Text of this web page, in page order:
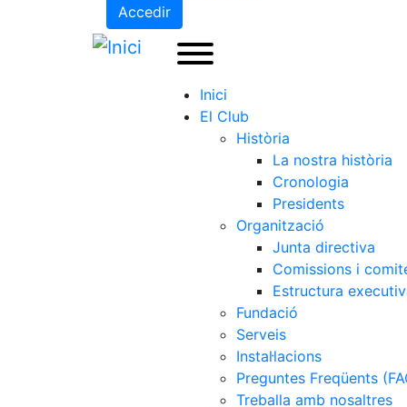
Accedir
Inici
El Club
Història
La nostra història
Cronologia
Presidents
Organització
Junta directiva
Comissions i
Estructura
Fundació
Serveis
Instal·lacions
Preguntes Freqüents
Treballa amb nosaltres